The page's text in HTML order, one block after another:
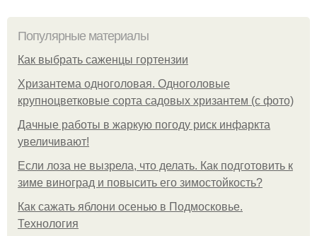
Популярные материалы
Как выбрать саженцы гортензии
Хризантема одноголовая. Одноголовые
крупноцветковые сорта садовых хризантем (с фото)
Дачные работы в жаркую погоду риск инфаркта
увеличивают!
Если лоза не вызрела, что делать. Как подготовить к
зиме виноград и повысить его зимостойкость?
Как сажать яблони осенью в Подмосковье.
Технология